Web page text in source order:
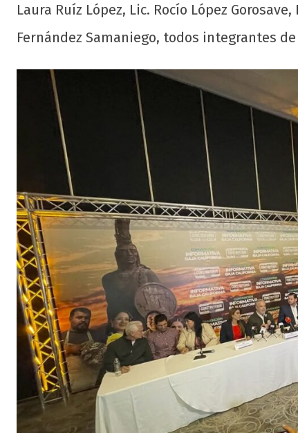
Laura Ruíz López, Lic. Rocío López
Fernández Samaniego, todos integrantes